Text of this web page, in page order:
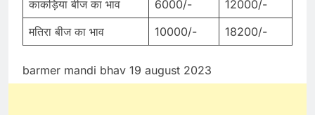
काकड़िया बीज का भाव
6000/-
12000/-
मतिरा बीज का भाव
10000/- 18200/-
barmer mandi bhav 19 august 2023